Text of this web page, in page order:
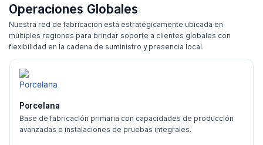
Operaciones Globales
Nuestra red de fabricación está estratégicamente ubicada en
múltiples regiones para brindar soporte a clientes globales con
flexibilidad en la cadena de suministro y presencia local.
Porcelana
Base de fabricación primaria con capacidades de producción
avanzadas e instalaciones de pruebas integrales.